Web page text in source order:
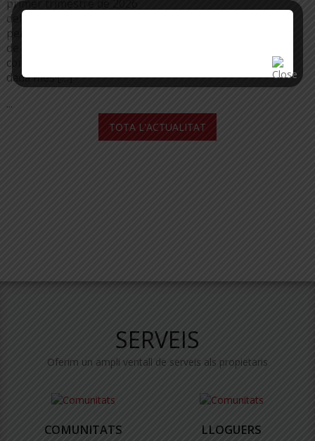
primer trimestre de 2026
del mercat del lloguer, que
permet fer un balanç anual
de la situació a les
comarques gironines. La
dada més […]
...
TOTA L'ACTUALITAT
SERVEIS
Oferim un ampli ventall de serveis als propietaris
COMUNITATS LLOGUERS